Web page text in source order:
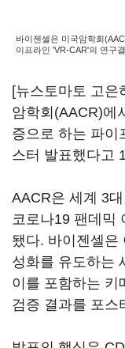
바이젠셀은 미국암학회
이프라인 'VR-CAR'의 연구
[뉴스토마토 고은
암학회(AACR)에
증으로 하는 파이
스터 발표했다고
AACR은 세계 3
코로나19 팬데믹
됐다. 바이젠셀은
성화를 유도하는
이를 포함하는 키
검증 결과를 포스